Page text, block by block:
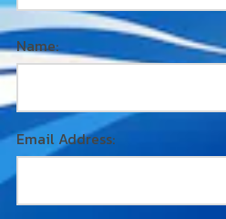
Name:
Email Address: